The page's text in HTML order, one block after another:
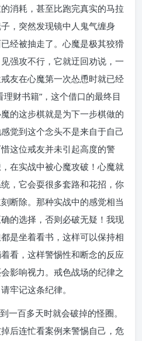
消耗，甚至比跑完真实的马拉
，突然发现镜中人鬼气缠身
经被抽走了。心魔是极其狡猾
强攻不行，它就迂回劝说，一
友在心魔第一次怂恿时就已经
财书籍”，这个借口的最终目
的这步棋就是为下一步棋做的
觉到这个念头不是来自于自己
这位戒友并未引起高度的警
在实战中被心魔攻破！心魔就
，它会耍很多套路和花招，你
断除。那种实战中的感觉相当
的选择，否则必破无疑！我现
是坐着看书，这样可以保持相
看，这样警惕性和断念的反应
影响视力。戒色战场的纪律之
牢记这条纪律。
一百多天时就会破掉的怪圈。
后连忙看案例来警惕自己，危